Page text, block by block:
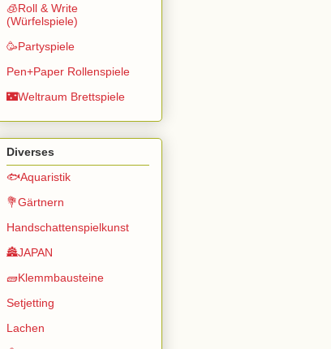
🧊Roll & Write
(Würfelspiele)
🥳Partyspiele
Pen+Paper Rollenspiele
🌃Weltraum Brettspiele
Diverses
🐟Aquaristik
💐Gärtnern
Handschattenspielkunst
🏯JAPAN
🧱Klemmbausteine
Setjetting
Lachen